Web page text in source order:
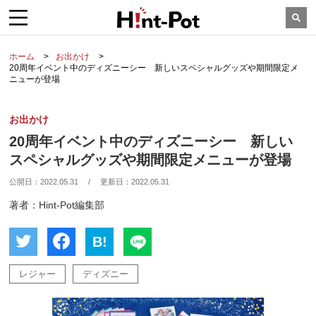
ホーム
お出かけ
20周年イベント中のディズニーシー 新しいスペシャルグッズや期間限定メ
ニューが登場
お出かけ
20周年イベント中のディズニーシー 新しい
スペシャルグッズや期間限定メニューが登場
公開日：2022.05.31 / 更新日：2022.05.31
著者：Hint-Pot編集部
B!
レジャー ディズニー